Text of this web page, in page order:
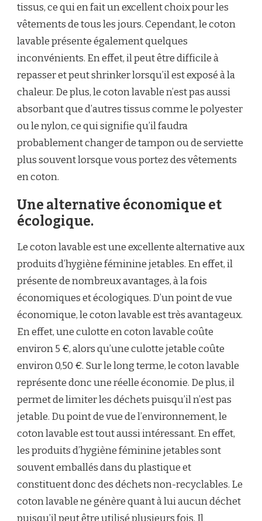
tissus, ce qui en fait un excellent choix pour les
vêtements de tous les jours. Cependant, le coton
lavable présente également quelques
inconvénients. En effet, il peut être difficile à
repasser et peut shrinker lorsqu’il est exposé à la
chaleur. De plus, le coton lavable n’est pas aussi
absorbant que d’autres tissus comme le polyester
ou le nylon, ce qui signifie qu’il faudra
probablement changer de tampon ou de serviette
plus souvent lorsque vous portez des vêtements
en coton.
Une alternative économique et
écologique.
Le coton lavable est une excellente alternative aux
produits d’hygiène féminine jetables. En effet, il
présente de nombreux avantages, à la fois
économiques et écologiques. D’un point de vue
économique, le coton lavable est très avantageux.
En effet, une culotte en coton lavable coûte
environ 5 €, alors qu’une culotte jetable coûte
environ 0,50 €. Sur le long terme, le coton lavable
représente donc une réelle économie. De plus, il
permet de limiter les déchets puisqu’il n’est pas
jetable. Du point de vue de l’environnement, le
coton lavable est tout aussi intéressant. En effet,
les produits d’hygiène féminine jetables sont
souvent emballés dans du plastique et
constituent donc des déchets non-recyclables. Le
coton lavable ne génère quant à lui aucun déchet
puisqu’il peut être utilisé plusieurs fois. Il